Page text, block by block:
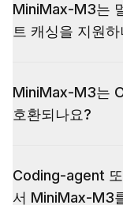
분석에 적합합니다.
합니다. 최대
구되며, 해당 임계
MiniMax-M3는
트 캐싱을 지원
및 PDF 입력을 수
킹 모드를 지원하
MiniMax-M3는
호환되나요?
(/v1/chat/
엔드포인트(/v1/
Coding-agent
서 MiniMax-M3